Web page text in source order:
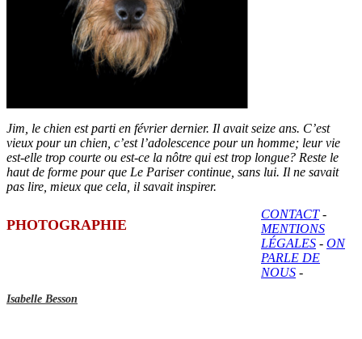
Jim, le chien est parti en février dernier. Il avait seize ans. C’est
vieux pour un chien, c’est l’adolescence pour un homme; leur vie
est-elle trop courte ou est-ce la nôtre qui est trop longue? Reste le
haut de forme pour que Le Pariser continue, sans lui. Il ne savait
pas lire, mieux que cela, il savait inspirer.
PHOTOGRAPHIE
Isabelle Besson
CONTACT-
MENTIONS
LÉGALES - ON
PARLE DE
NOUS -